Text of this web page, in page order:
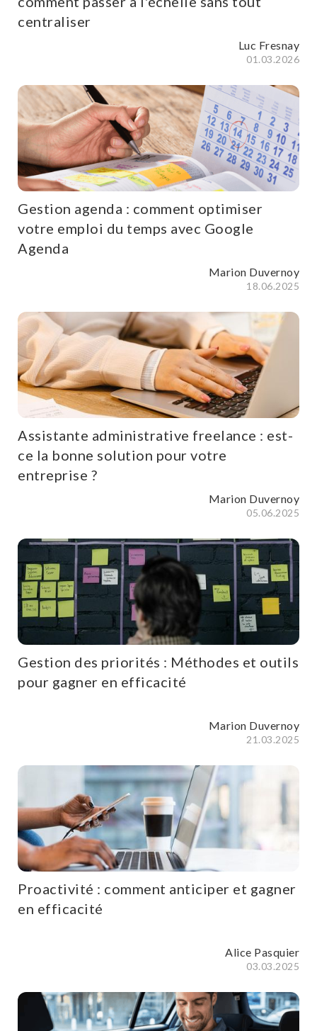
centraliser
Luc Fresnay
01.03.2026
Gestion agenda : comment optimiser
votre emploi du temps avec Google
Agenda
Marion Duvernoy
18.06.2025
Assistante administrative freelance : est-
ce la bonne solution pour votre
entreprise ?
Marion Duvernoy
05.06.2025
Gestion des priorités : Méthodes et outils
pour gagner en efficacité
Marion Duvernoy
21.03.2025
Proactivité : comment anticiper et gagner
en efficacité
Alice Pasquier
03.03.2025